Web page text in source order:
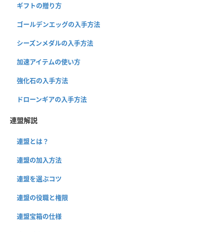
ギフトの贈り方
ゴールデンエッグの入手方法
シーズンメダルの入手方法
加速アイテムの使い方
強化石の入手方法
ドローンギアの入手方法
連盟解説
連盟とは？
連盟の加入方法
連盟を選ぶコツ
連盟の役職と権限
連盟宝箱の仕様